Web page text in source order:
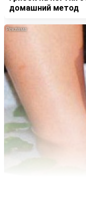
домашний метод